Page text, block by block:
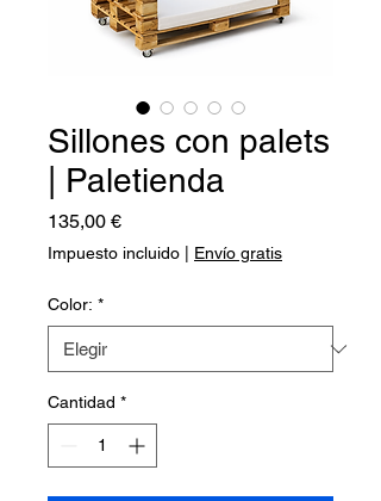
Sillones con palets
| Paletienda
135,00 €Precio
Impuesto incluido Envío gratis
Color: *
Cantidad *